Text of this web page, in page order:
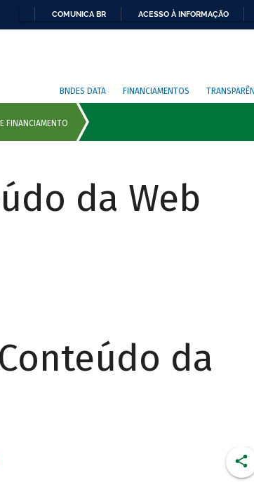
COMUNICA BR ACESSO À INFORMAÇÃO
BNDES DATA FINANCIAMENTOS
da Web
da